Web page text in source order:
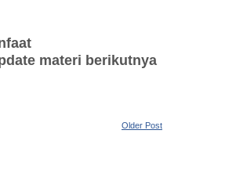
materi berikutnya
Older Post